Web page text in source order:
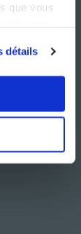
que vous
détails